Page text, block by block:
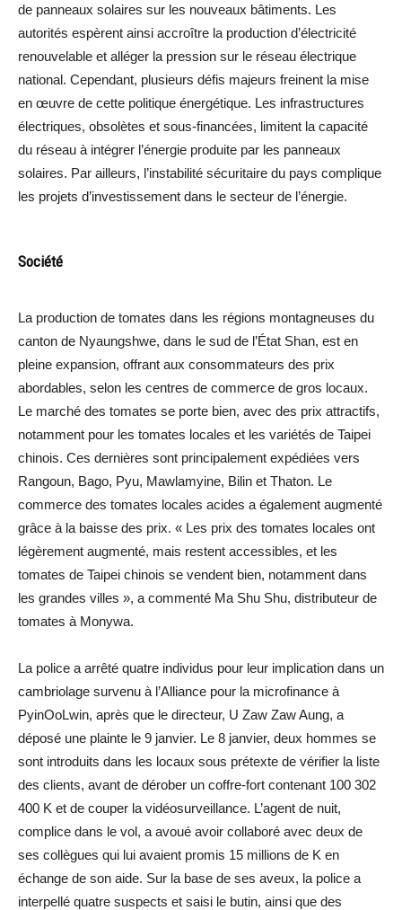
de panneaux solaires sur les nouveaux bâtiments. Les
autorités espèrent ainsi accroître la production d’électricité
renouvelable et alléger la pression sur le réseau électrique
national. Cependant, plusieurs défis majeurs freinent la mise
en œuvre de cette politique énergétique. Les infrastructures
électriques, obsolètes et sous-financées, limitent la capacité
du réseau à intégrer l’énergie produite par les panneaux
solaires. Par ailleurs, l’instabilité sécuritaire du pays complique
les projets d’investissement dans le secteur de l’énergie.
Société
La production de tomates dans les régions montagneuses du
canton de Nyaungshwe, dans le sud de l’État Shan, est en
pleine expansion, offrant aux consommateurs des prix
abordables, selon les centres de commerce de gros locaux.
Le marché des tomates se porte bien, avec des prix attractifs,
notamment pour les tomates locales et les variétés de Taipei
chinois. Ces dernières sont principalement expédiées vers
Rangoun, Bago, Pyu, Mawlamyine, Bilin et Thaton. Le
commerce des tomates locales acides a également augmenté
grâce à la baisse des prix. « Les prix des tomates locales ont
légèrement augmenté, mais restent accessibles, et les
tomates de Taipei chinois se vendent bien, notamment dans
les grandes villes », a commenté Ma Shu Shu, distributeur de
tomates à Monywa.
La police a arrêté quatre individus pour leur implication dans un
cambriolage survenu à l’Alliance pour la microfinance à
PyinOoLwin, après que le directeur, U Zaw Zaw Aung, a
déposé une plainte le 9 janvier. Le 8 janvier, deux hommes se
sont introduits dans les locaux sous prétexte de vérifier la liste
des clients, avant de dérober un coffre-fort contenant 100 302
400 K et de couper la vidéosurveillance. L’agent de nuit,
complice dans le vol, a avoué avoir collaboré avec deux de
ses collègues qui lui avaient promis 15 millions de K en
échange de son aide. Sur la base de ses aveux, la police a
interpellé quatre suspects et saisi le butin, ainsi que des